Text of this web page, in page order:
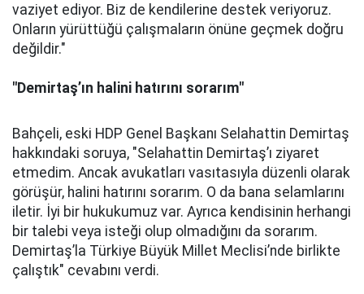
vaziyet ediyor. Biz de kendilerine destek veriyoruz.
Onların yürüttüğü çalışmaların önüne geçmek doğru
değildir."
"Demirtaş’ın halini hatırını sorarım"
Bahçeli, eski HDP Genel Başkanı Selahattin Demirtaş
hakkındaki soruya, "Selahattin Demirtaş’ı ziyaret
etmedim. Ancak avukatları vasıtasıyla düzenli olarak
görüşür, halini hatırını sorarım. O da bana selamlarını
iletir. İyi bir hukukumuz var. Ayrıca kendisinin herhangi
bir talebi veya isteği olup olmadığını da sorarım.
Demirtaş’la Türkiye Büyük Millet Meclisi’nde birlikte
çalıştık" cevabını verdi.